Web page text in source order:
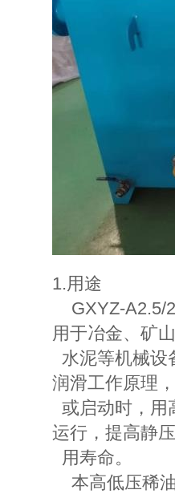
1.用途
GXYZ-A2.5/
用于冶金、矿
水泥等机械设
润滑工作原理
或启动时，用
运行，提高静
用寿命。
本高低压稀